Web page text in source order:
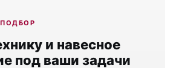
и навесное
под ваши задачи